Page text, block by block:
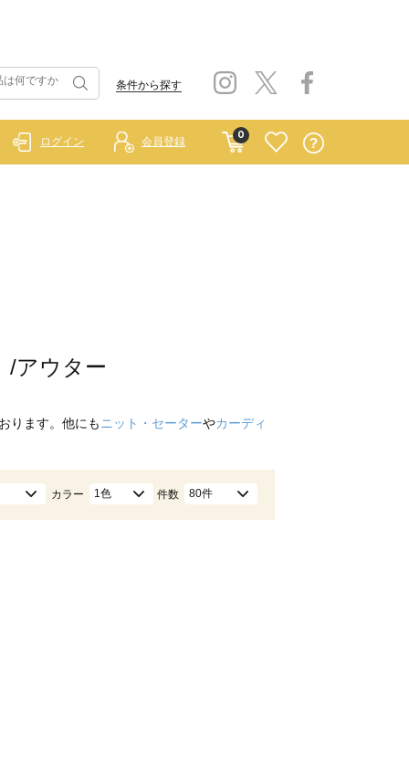
条件から探す
0
ログイン 会員登録
/アウター
ります。他にも ニット・セーターやカーディ
カラー 1色 件数 80件